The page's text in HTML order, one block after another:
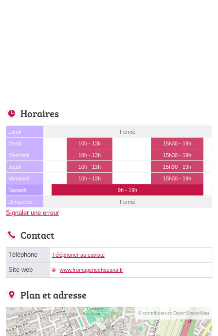
Horaires
Lundi
Fermé
Mardi
10h - 13h
15h30 - 19h
Mercredi
10h - 13h
15h30 - 19h
Jeudi
10h - 13h
15h30 - 19h
Vendredi
10h - 13h
15h30 - 19h
Samedi
9h - 19h
Dimanche
Fermé
Signaler une erreur
Contact
Téléphone Téléphoner au caviste
Site web www.fromageriechezana.fr
Plan et adresse
© contributeurs OpenStreetMap